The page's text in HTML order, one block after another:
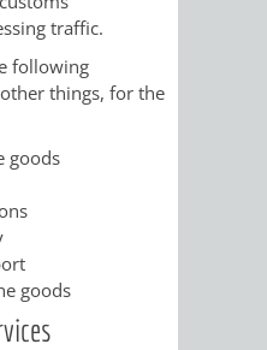
AUSSCHÜSSE
BÜRGERMEISTER
traffic.
following
things, for the
goods
goods